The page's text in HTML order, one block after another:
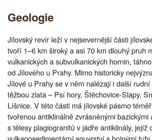
Geologie
Jílovský revír leží v nejsevernější části
tvoří 1–6 km široký a asi 70 km dlouhý pruh
vulkanických a subvulkanických hornin,
od Jílového u Prahy. Mimo historicky
Jílové u Prahy se v něm nalézají i další
těžbou zlata – Psí hory, Štěchovice-Slapy,
Líšnice. V této části má jílovské pásmo
tvořenou antiklinálně zvrásněnými bazickými
s tělesy plagiogranitů v jádře antiklinály, jejíž